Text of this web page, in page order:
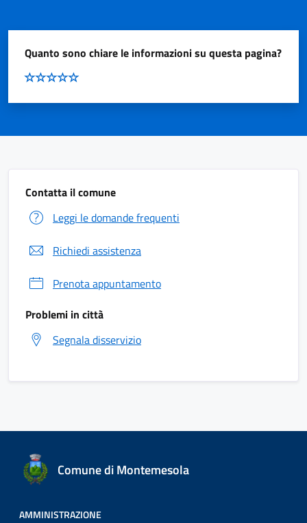
Quanto sono chiare le informazioni su questa pagina?
Contatta il comune
Leggi le domande frequenti
Richiedi assistenza
Prenota appuntamento
Problemi in città
Segnala disservizio
Comune di Montemesola
AMMINISTRAZIONE